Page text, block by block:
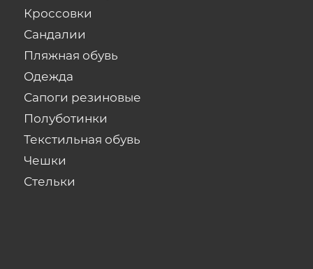
Кроссовки
Сандалии
Пляжная обувь
Одежда
Сапоги резиновые
Полуботинки
Текстильная обувь
Чешки
Стельки